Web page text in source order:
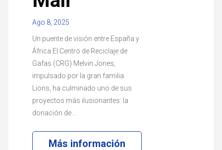
Ago 8, 2025
Un puente de visión entre España y
África El Centro de Reciclaje de
Gafas (CRG) Melvin Jones,
impulsado por la gran familia
Lions, ha culminado uno de sus
proyectos más ilusionantes: la
donación de...
Más información